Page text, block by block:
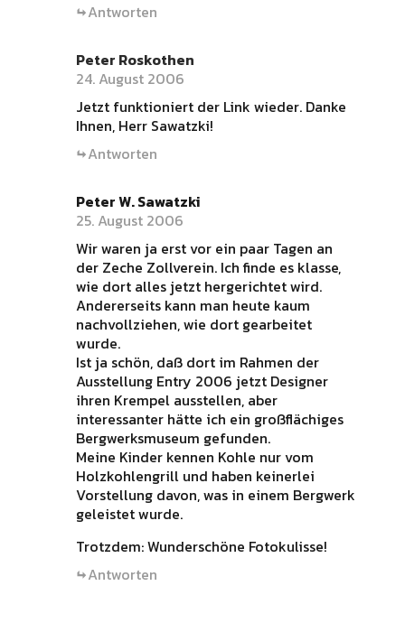
Antworten
Peter Roskothen
24. August 2006
Jetzt funktioniert der Link wieder. Danke
Ihnen, Herr Sawatzki!
Antworten
Peter W. Sawatzki
25. August 2006
Wir waren ja erst vor ein paar Tagen an
der Zeche Zollverein. Ich finde es klasse,
wie dort alles jetzt hergerichtet wird.
Andererseits kann man heute kaum
nachvollziehen, wie dort gearbeitet
wurde.
Ist ja schön, daß dort im Rahmen der
Ausstellung Entry 2006 jetzt Designer
ihren Krempel ausstellen, aber
interessanter hätte ich ein großflächiges
Bergwerksmuseum gefunden.
Meine Kinder kennen Kohle nur vom
Holzkohlengrill und haben keinerlei
Vorstellung davon, was in einem Bergwerk
geleistet wurde.
Trotzdem: Wunderschöne Fotokulisse!
Antworten